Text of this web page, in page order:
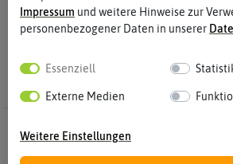
wollen wir trotzdem nicht verzichten und
Glück auch gar nicht. Die Alternative aus
umweltfreundlicher, sondern auch noch
Impressum und weitere Hinweise zur
personenbezogener Daten in unserer
Essenziell
Externe Medien
Weitere Einstellungen